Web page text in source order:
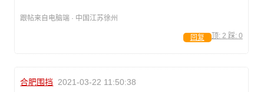
跟帖来自电脑端 · 中国江苏徐州
顶: 2 踩: 0
回复
合肥围挡 2021-03-22 11:50:38